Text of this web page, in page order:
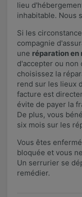
lieu
inhabitable. Nous
Si les
compagnie
une réparation en
d'accepter ou non
choisissez la
rend sur les lieux
facture est
évite de payer la
De plus, vous
six mois sur les
Vous êtes
bloquée et vous
Un serrurier se
remédier.